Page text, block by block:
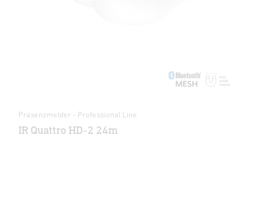
Präsenzmelder - Professional Line
IR Quattro HD-2 24m